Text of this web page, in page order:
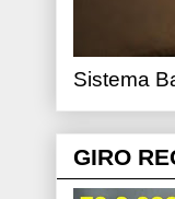
Sistema
GIRO